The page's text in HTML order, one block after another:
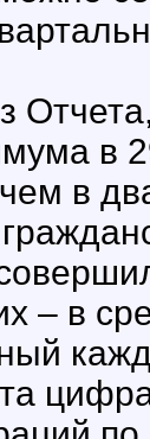
в
в
– в